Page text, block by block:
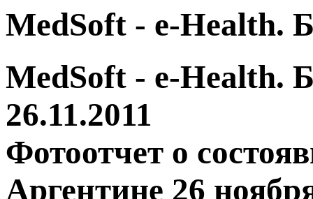
MedSoft - e-Health.
MedSoft - e-Health.
26.11.2011
Фотоотчет о
Аргентине 26